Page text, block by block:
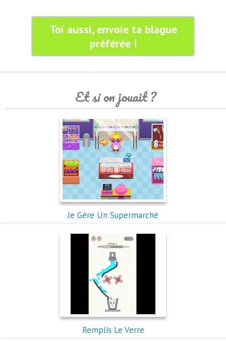
Toi aussi, envoie ta blague
préférée !
Et si on jouait ?
Je Gère Un Supermarché
Remplis Le Verre